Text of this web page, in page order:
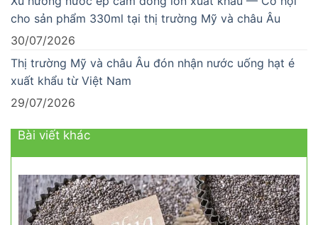
cho sản phẩm 330ml tại thị trường Mỹ và châu Âu
30/07/2026
Thị trường Mỹ và châu Âu đón nhận nước uống hạt é
xuất khẩu từ Việt Nam
29/07/2026
Bài viết khác